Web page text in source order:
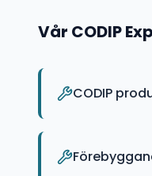
Vår CODIP
CODIP